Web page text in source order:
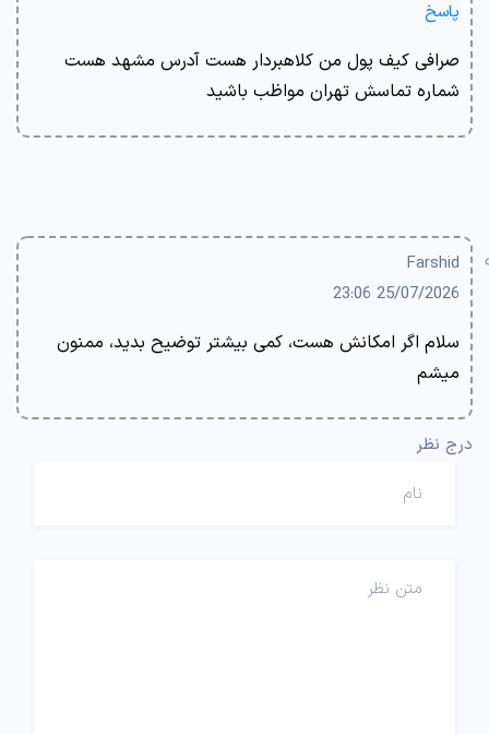
پاسخ
صرافی کیف پول من کلاهبردار هست آدرس مشهد هست
شماره تماسش تهران مواظب باشید
Farshid
25/07/2026 23:06
سلام اگر امکانش هست، کمی بیشتر توضیح بدید، ممنون
میشم
درج نظر